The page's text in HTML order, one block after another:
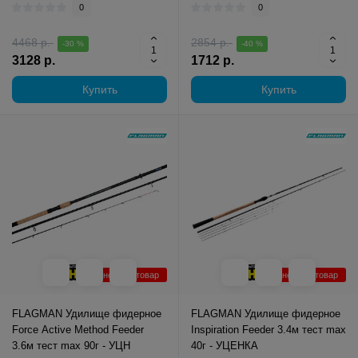
0
4468 р. -30 %
3128 р.
Купить
0
2854 р. -40 %
1712 р.
Купить
Уцененный товар
FLAGMAN Удилище фидерное
Force Active Method Feeder
3.6м тест max 90г - УЦН
Уцененный товар
FLAGMAN Удилище фидерное
Inspiration Feeder 3.4м тест max
40г - УЦЕНКА